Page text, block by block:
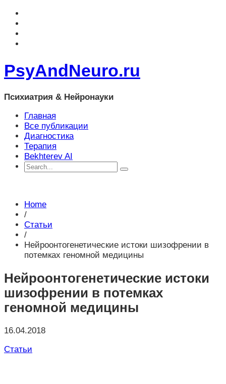
PsyAndNeuro.ru
Психиатрия & Нейронауки
Главная
Все публикации
Диагностика
Терапия
Bekhterev AI
Home
/
Статьи
/
Нейроонтогенетические истоки шизофрении в
потемках геномной медицины
Нейроонтогенетические истоки
шизофрении в потемках
геномной медицины
16.04.2018
Статьи